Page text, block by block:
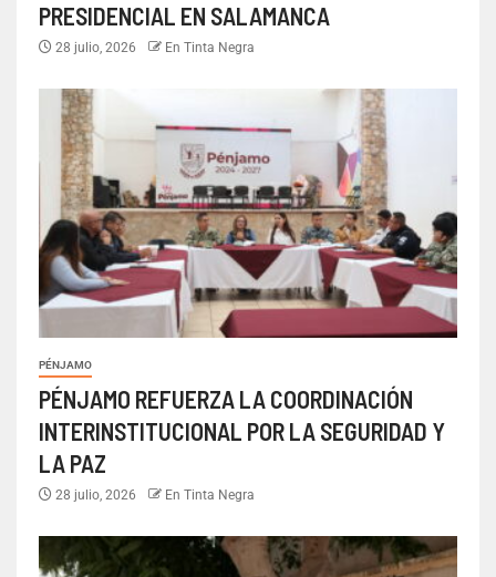
PRESIDENCIAL EN SALAMANCA
28 julio, 2026 En Tinta Negra
PÉNJAMO
PÉNJAMO REFUERZA LA COORDINACIÓN
INTERINSTITUCIONAL POR LA SEGURIDAD Y
LA PAZ
28 julio, 2026 En Tinta Negra